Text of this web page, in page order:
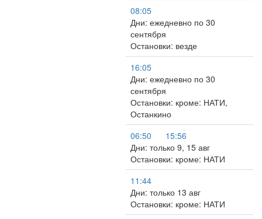
08:05
Дни: ежедневно по 30
сентября
Остановки: везде
16:05
Дни: ежедневно по 30
сентября
Остановки: кроме: НАТИ,
Останкино
06:50
15:56
Дни: только 9, 15 авг
Остановки: кроме: НАТИ
11:44
Дни: только 13 авг
Остановки: кроме: НАТИ